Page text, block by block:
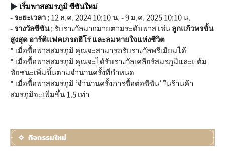
▶ เริ่มพาสสมรภูมิ ซีซันใหม่
- ระยะเวลา :12 ธ.ค. 2024 10:10 น. - 9 ม.ค. 202510:10น.
- รางวัลซีซัน :รับรางวัลมากมายตามระดับพาส เช่นลูกแก้วพรขั้น
สูงสุด อาร์ติแฟคเกรดฮีโร่ และลมหายใจแห่งชีวิต
* เมื่อซื้อพาสสมรภูมิ คุณจะสามารถรับรางวัลพรีเมียมได้
* เมื่อซื้อพาสสมรภูมิ คุณจะได้รับรางวัลเคลียร์สมรภูมิและแต้ม
ชัยชนะเพิ่มขึ้นตามจำนวนครั้งที่กำหนด
* เมื่อซื้อพาสสมรภูมิ ‘จำนวนครั้งการซื้อต่อซีซัน’ ในร้านค้า
สมรภูมิจะเพิ่มขึ้น 1.5 เท่า